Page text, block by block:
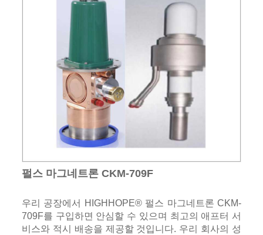
펄스 마그네트론 CKM-709F
우리 공장에서 HIGHHOPE® 펄스 마그네트론 CKM-
709F를 구입하면 안심할 수 있으며 최고의 애프터 서
비스와 적시 배송을 제공할 것입니다. 우리 회사의 성